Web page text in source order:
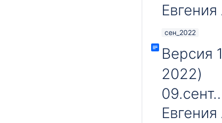
сен_2022
Версия
2022)